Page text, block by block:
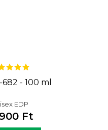
- 100 ml
EDP
Ft